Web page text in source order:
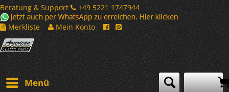
Beratung & Support
+49 5221 1747944
Merkliste
Mein Konto
Menü